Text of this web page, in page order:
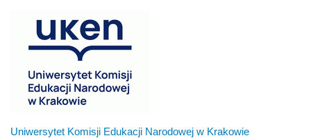
Uniwersytet Komisji Edukacji Narodowej w Krakowie